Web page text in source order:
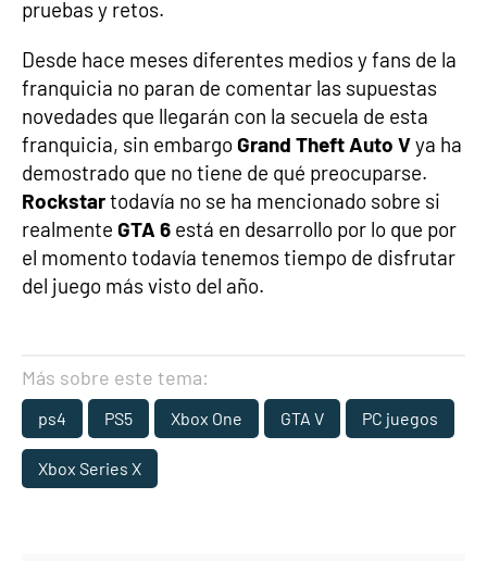
pruebas y retos.
Desde hace meses diferentes medios y fans de la
franquicia no paran de comentar las supuestas
novedades que llegarán con la secuela de esta
franquicia, sin embargoGrand Theft Auto Vya ha
demostrado que no tiene de qué preocuparse.
Rockstartodavía no se ha mencionado sobre si
realmente GTA 6 está en desarrollo por lo que por
el momento todavía tenemos tiempo de disfrutar
del juego más visto del año.
Más sobre este tema:
ps4 PS5 Xbox One GTA V PC juegos
Xbox Series X